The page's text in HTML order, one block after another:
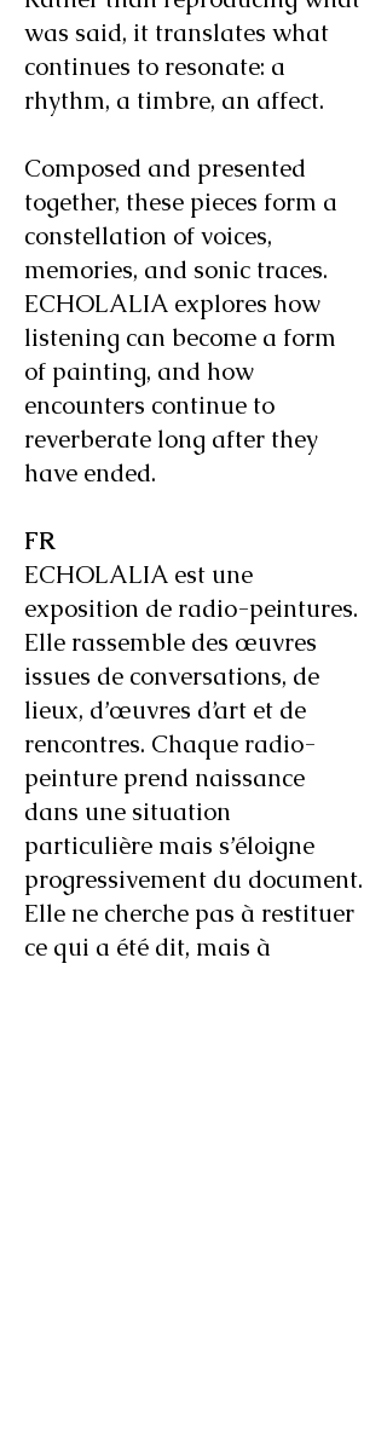
was said, it translates what
continues to resonate: a
rhythm, a timbre, an affect.
Composed and presented
together, these pieces form a
constellation of voices,
memories, and sonic traces.
ECHOLALIA explores how
listening can become a form
of painting, and how
encounters continue to
reverberate long after they
have ended.
FR
ECHOLALIA est une
exposition de radio-peintures.
Elle rassemble des œuvres
issues de conversations, de
lieux, d’œuvres d’art et de
rencontres. Chaque radio-
peinture prend naissance
dans une situation
particulière mais s’éloigne
progressivement du document.
Elle ne cherche pas à restituer
ce qui a été dit, mais à